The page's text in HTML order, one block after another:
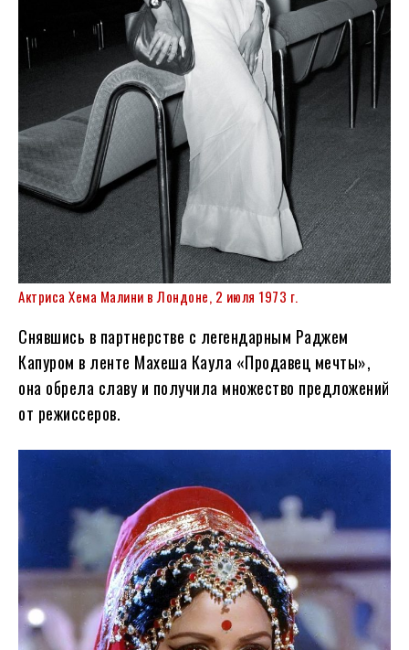
Актриса Хема Малини в Лондоне, 2 июля 1973 г.
Снявшись в партнерстве с легендарным Раджем
Капуром в ленте Махеша Каула «Продавец мечты»,
она обрела славу и получила множество предложений
от режиссеров.